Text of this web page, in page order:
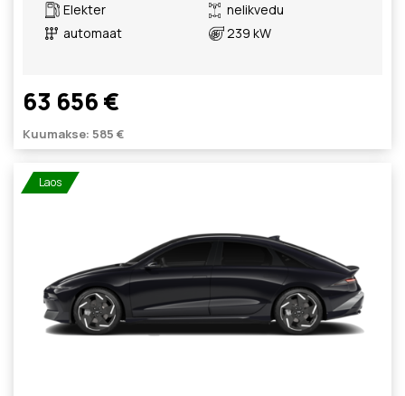
Elekter
automaat
nelikvedu
239 kW
63 656 €
Kuumakse: 585 €
Laos